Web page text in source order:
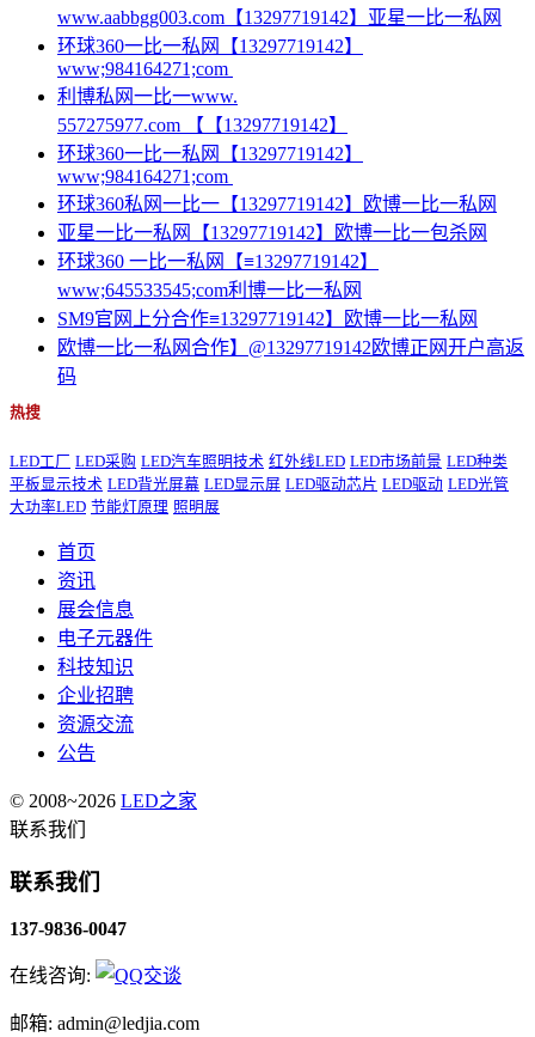
www.aabbgg003.com【13297719142】亚星一比一私网
环球360一比一私网【13297719142】
www;984164271;com
利博私网一比一www.
557275977.com 【【13297719142】
环球360一比一私网【13297719142】
www;984164271;com
环球360私网一比一【13297719142】欧博一比一私网
亚星一比一私网【13297719142】欧博一比一包杀网
环球360 一比一私网【≡13297719142】
www;645533545;com利博一比一私网
SM9官网上分合作≡13297719142】欧博一比一私网
欧博一比一私网合作】@13297719142欧博正网开户高返
码
热搜
LED工厂 LED采购 LED汽车照明技术 红外线LED LED市场前景 LED种类
平板显示技术 LED背光屏幕 LED显示屏 LED驱动芯片 LED驱动 LED光管
大功率LED 节能灯原理 照明展
首页
资讯
展会信息
电子元器件
科技知识
企业招聘
资源交流
公告
© 2008~2026 LED之家
联系我们
联系我们
137-9836-0047
在线咨询:
邮箱: admin@ledjia.com